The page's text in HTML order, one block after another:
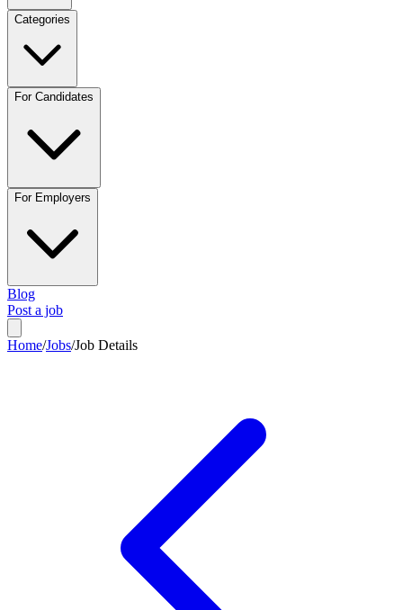
Categories
For Candidates
For Employers
Blog
Post a job
Home/Jobs/Job Details